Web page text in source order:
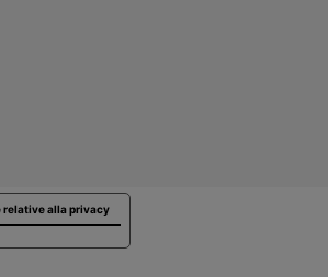
relative alla privacy